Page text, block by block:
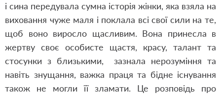
і сина передувала сумна історія жінки, яка взяла на
виховання чуже маля і поклала всі свої сили на те,
щоб воно виросло щасливим. Вона принесла в
жертву своє особисте щастя, красу, талант та
стосунки з близькими, зазнала нерозуміння та
навіть знущання, важка праця та бідне існування
також не могли її зламати. Це розповідь про